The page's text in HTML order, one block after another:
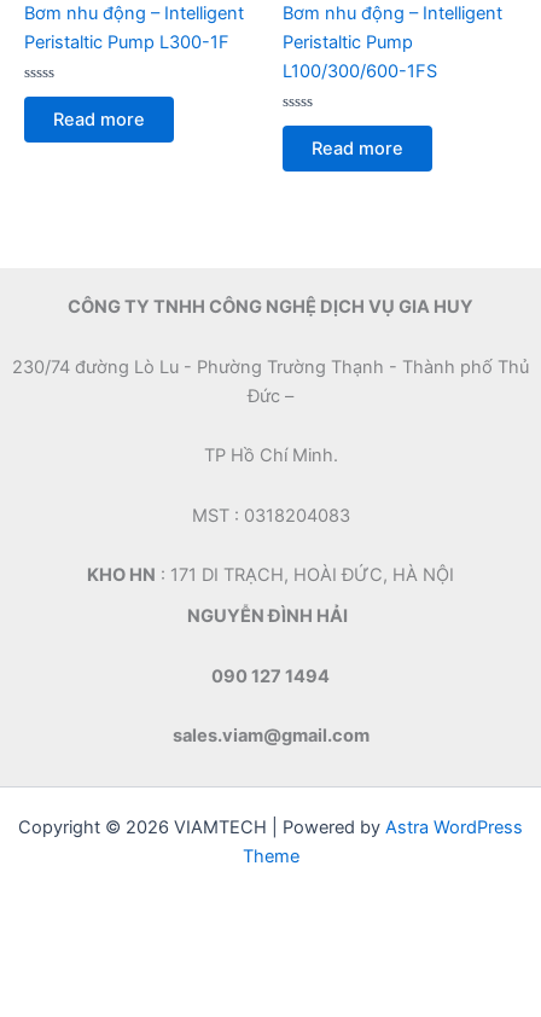
Bơm nhu động – Intelligent
Peristaltic Pump L300-1F
Rated
of
Read more
Bơm nhu động – Intelligent
Peristaltic Pump
L100/300/600-1FS
Rated
of
Read more
CÔNG TY TNHH CÔNG NGHỆ DỊCH VỤ GIA HUY
230/74 đường Lò Lu - Phường Trường Thạnh - Thành phố Thủ
Đức –
TP Hồ Chí Minh.
MST : 0318204083
KHO HN : 171 DI TRẠCH, HOÀI ĐỨC, HÀ NỘI
NGUYỄN ĐÌNH HẢI
090 127 1494
sales.viam@gmail.com
Copyright © 2026 VIAMTECH | Powered by Astra WordPress
Theme